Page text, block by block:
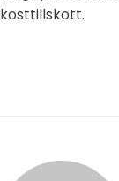
kosttillskott.